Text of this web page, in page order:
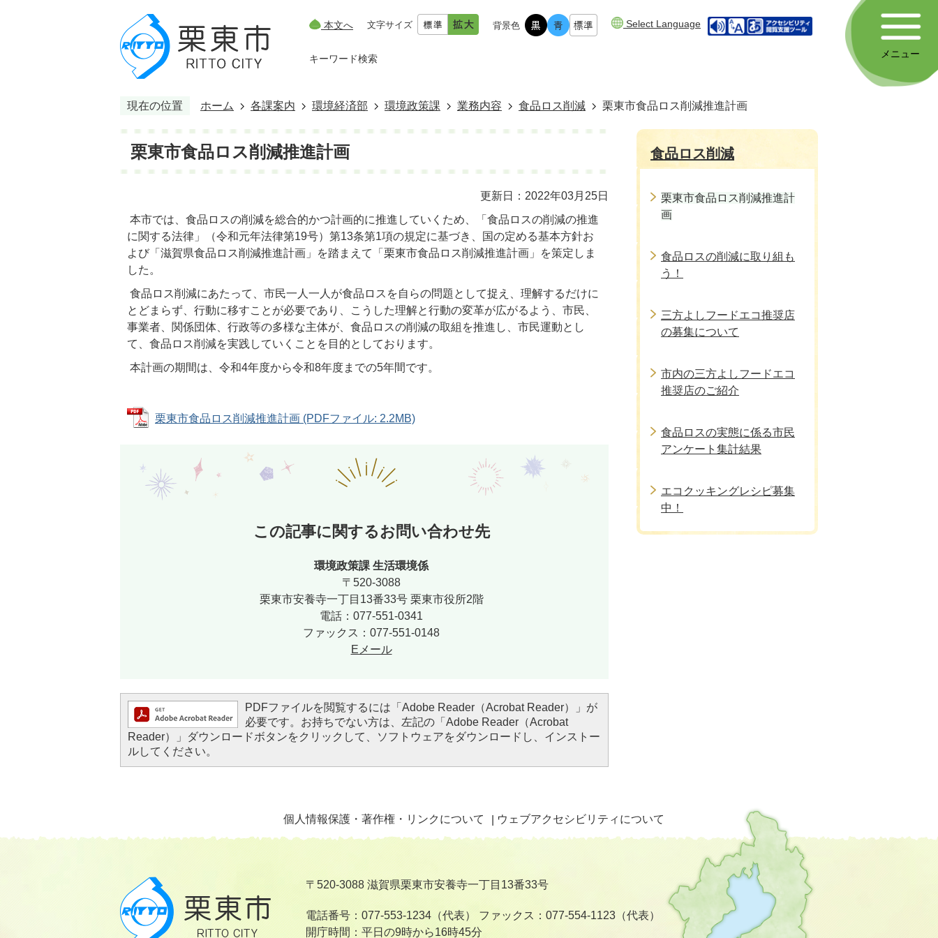
本文へ 文字サイズ 背景色 Select Language
キーワード検索 メニュー
現在の位置 ホーム 各課案内 環境経済部 環境政策課 業務内容 食品ロス削減 栗東市食品ロス削減推進計画
栗東市食品ロス削減推進計画
更新日：2022年03月25日
本市では、食品ロスの削減を総合的かつ計画的に推進していくため、「食品ロスの削減の推進
に関する法律」（令和元年法律第19号）第13条第1項の規定に基づき、国の定める基本方針お
よび「滋賀県食品ロス削減推進計画」を踏まえて「栗東市食品ロス削減推進計画」を策定しま
した。
食品ロス削減にあたって、市民一人一人が食品ロスを自らの問題として捉え、理解するだけに
とどまらず、行動に移すことが必要であり、こうした理解と行動の変革が広がるよう、市民、
事業者、関係団体、行政等の多様な主体が、食品ロスの削減の取組を推進し、市民運動とし
て、食品ロス削減を実践していくことを目的としております。
本計画の期間は、令和4年度から令和8年度までの5年間です。
栗東市食品ロス削減推進計画 (PDFファイル: 2.2MB)
この記事に関するお問い合わせ先
環境政策課 生活環境係
〒520-3088
栗東市安養寺一丁目13番33号 栗東市役所2階
電話：077-551-0341
ファックス：077-551-0148
Eメール
PDFファイルを閲覧するには「Adobe Reader（Acrobat Reader）」が
必要です。お持ちでない方は、左記の「Adobe Reader（Acrobat
Reader）」ダウンロードボタンをクリックして、ソフトウェアをダウンロードし、インストー
ルしてください。
食品ロス削減
栗東市食品ロス削減推進計
画
食品ロスの削減に取り組も
う！
三方よしフードエコ推奨店
の募集について
市内の三方よしフードエコ
推奨店のご紹介
食品ロスの実態に係る市民
アンケート集計結果
エコクッキングレシピ募集
中！
個人情報保護・著作権・リンクについて ウェブアクセシビリティについて
〒520-3088 滋賀県栗東市安養寺一丁目13番33号
電話番号：077-553-1234（代表）
ファックス：077-554-1123（代表）
開庁時間：平日の9時から16時45分
市
を